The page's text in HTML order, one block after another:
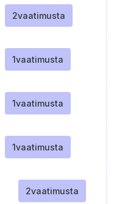
2vaatimusta
1vaatimusta
1vaatimusta
1vaatimusta
2vaatimusta